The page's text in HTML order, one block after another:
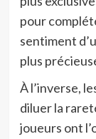
pour
sentiment
plus
À l’inverse,
diluer la
joueurs ont